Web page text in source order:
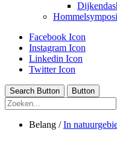
Facebook Icon
Instagram Icon
Linkedin Icon
Twitter Icon
Search Button Button
Belang /In